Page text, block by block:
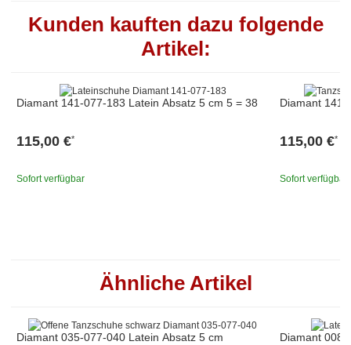
Kunden kauften dazu folgende
Artikel:
Diamant 141-077-183 Latein Absatz 5 cm 5 = 38
115,00 €*
Sofort verfügbar
Diamant 141-
115,00 €*
Sofort verfügbar
Ähnliche Artikel
Diamant 035-077-040 Latein Absatz 5 cm Diamant 008-